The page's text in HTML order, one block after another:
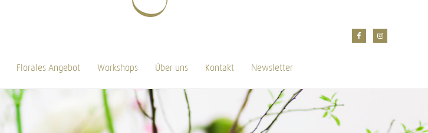
Florales Angebot Workshops Über uns Kontakt Newsletter